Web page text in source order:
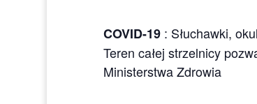
COVID-19: Słuchawki,
Teren całej strzelnicy
Ministerstwa Zdrowia